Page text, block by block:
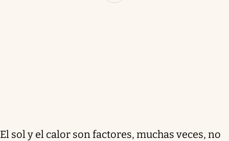
El sol y el calor son factores, muchas veces, no